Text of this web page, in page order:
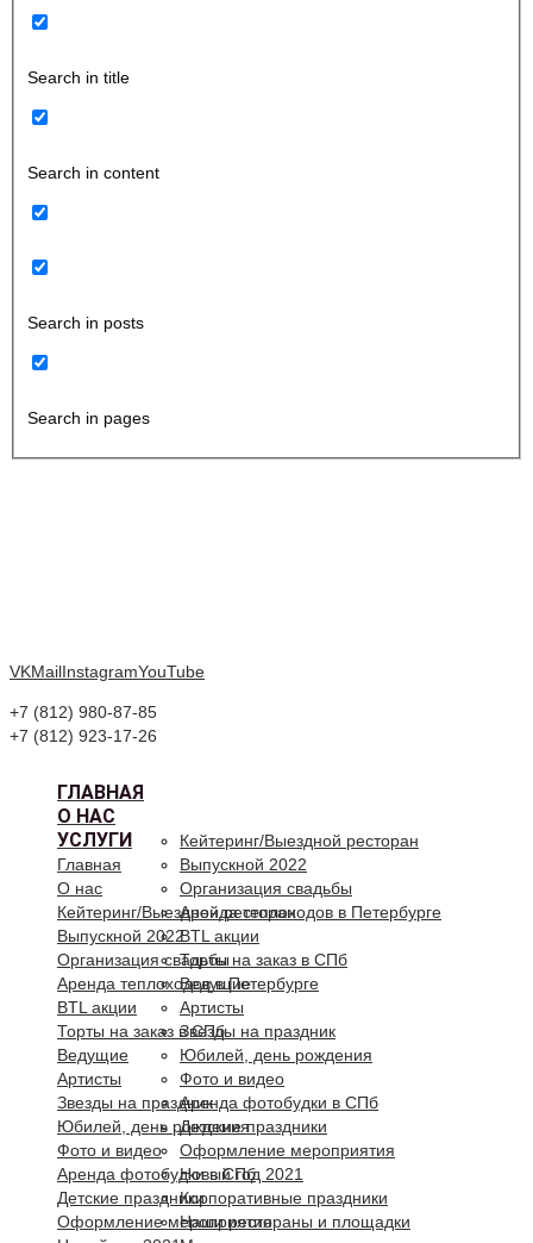
Search in title
Search in content
Search in posts
Search in pages
VKMailInstagramYouTube
+7 (812) 980-87-85
+7 (812) 923-17-26
ГЛАВНАЯ
О НАС
УСЛУГИ
Кейтеринг/Выездной ресторан
Выпускной 2022
Организация свадьбы
Аренда теплоходов в Петербурге
BTL акции
Торты на заказ в СПб
Ведущие
Артисты
Звезды на праздник
Юбилей, день рождения
Фото и видео
Аренда фотобудки в СПб
Детские праздники
Оформление мероприятия
Новый год 2021
Корпоративные праздники
Наши рестораны и площадки
Главная
О нас
Кейтеринг/Выездной ресторан
Выпускной 2022
Организация свадьбы
Аренда теплоходов в Петербурге
BTL акции
Торты на заказ в СПб
Ведущие
Артисты
Звезды на праздник
Юбилей, день рождения
Фото и видео
Аренда фотобудки в СПб
Детские праздники
Оформление мероприятия